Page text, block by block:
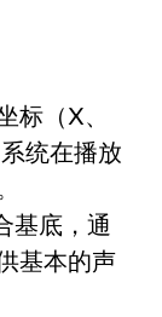
标（X、
统在播放
基底，通
基本的声